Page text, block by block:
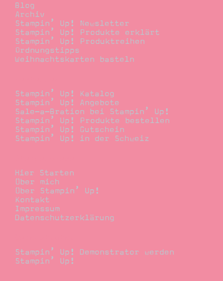
Blog
Archiv
Stampin’ Up! Newsletter
Stampin’ Up! Produkte erklärt
Stampin’ Up! Produktreihen
Ordnungstipps
Weihnachtskarten basteln
Stampin’ Up! Katalog
Stampin’ Up! Angebote
Sale-a-Bration bei Stampin’ Up!
Stampin’ Up! Produkte bestellen
Stampin’ Up! Gutschein
Stampin’ Up! in der Schweiz
Hier Starten
Über mich
Über Stampin’ Up!
Kontakt
Impressum
Datenschutzerklärung
Stampin’ Up! Demonstrator werden
Stampin’ Up!